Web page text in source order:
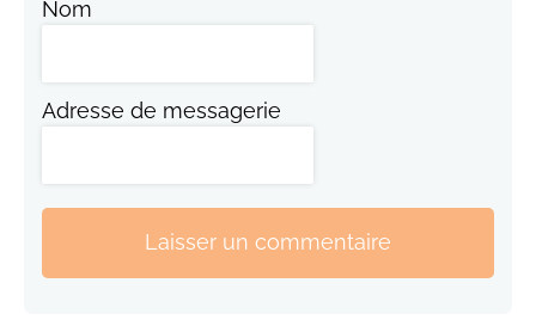
Nom
Adresse de messagerie
Laisser un commentaire